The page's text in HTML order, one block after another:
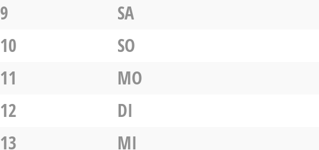
9
SA
10
SO
11
MO
12
DI
13
MI